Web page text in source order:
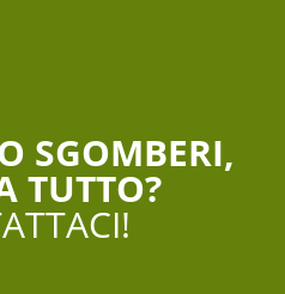
SGOMBERI,
TUTTO?